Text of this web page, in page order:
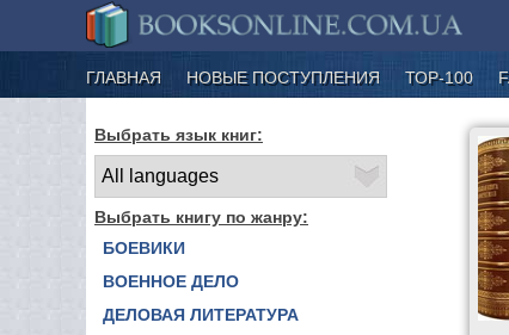
ГЛАВНАЯ НОВЫЕ ПОСТУПЛЕНИЯ ТОР-100
Выбрать язык книг:
Выбрать книгу по жанру:
БОЕВИКИ
ВОЕННОЕ ДЕЛО
ДЕЛОВАЯ ЛИТЕРАТУРА